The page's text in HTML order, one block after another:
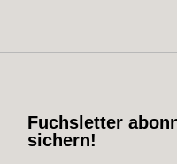
Fuchsletter
sichern!